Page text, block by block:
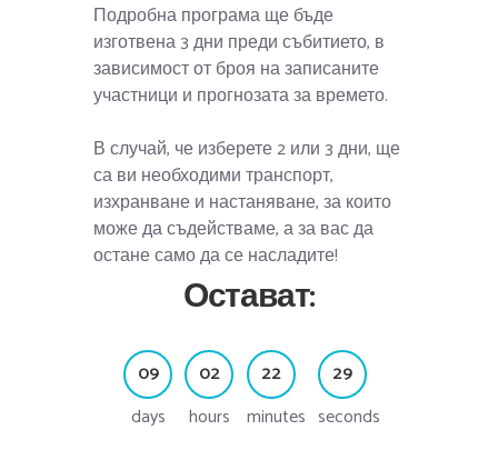
Подробна програма ще бъде
изготвена 3 дни преди събитието, в
зависимост от броя на записаните
участници и прогнозата за времето.
В случай, че изберете 2 или 3 дни, ще
са ви необходими транспорт,
изхранване и настаняване, за които
може да съдействаме, а за вас да
остане само да се насладите!
Остават:
09
days
02
hours
22
minutes
29
seconds